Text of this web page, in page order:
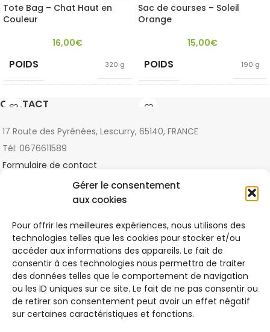
Gérer le consentement
aux cookies
Pour offrir les meilleures expériences, nous utilisons des
technologies telles que les cookies pour stocker et/ou
accéder aux informations des appareils. Le fait de
consentir à ces technologies nous permettra de traiter
des données telles que le comportement de navigation
ou les ID uniques sur ce site. Le fait de ne pas consentir ou
de retirer son consentement peut avoir un effet négatif
sur certaines caractéristiques et fonctions.
Tote Bag – Chat Haut en
Couleur
16,00€
POIDS 320 g
COULEUR
CRITÈRES
Naturelles
Sac de courses – Soleil
Orange
15,00€
POIDS 190 g
COULEUR
CONTACT
17 Route des Pyrénées, Lescurry, 65140, FRANCE
Tél: 0676611589
Formulaire de contact
DERNIERS ARTICLES
2021-11-13
1 Comment
Qu’est-ce que le commerce équitable ?
2021-10-31 1 Comment
LIENS UTILES